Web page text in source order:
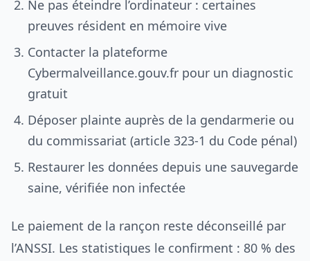
Ne pas éteindre l’ordinateur : certaines
preuves résident en mémoire vive
Contacter la plateforme
Cybermalveillance.gouv.fr pour un diagnostic
gratuit
Déposer plainte auprès de la gendarmerie ou
du commissariat (article 323-1 du Code pénal)
Restaurer les données depuis une sauvegarde
saine, vérifiée non infectée
Le paiement de la rançon reste déconseillé par
l’ANSSI. Les statistiques le confirment : 80 % des